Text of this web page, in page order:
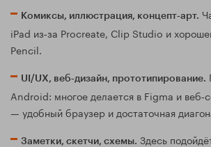
Комиксы, иллюстрация, концепт‑арт.
iPad из‑за Procreate, Clip Studio и
Pencil.
UI/UX, веб‑дизайн, прототипирование.
Android: многое делается в Figma и
— удобный браузер и достаточная
Заметки, скетчи, схемы. Здесь